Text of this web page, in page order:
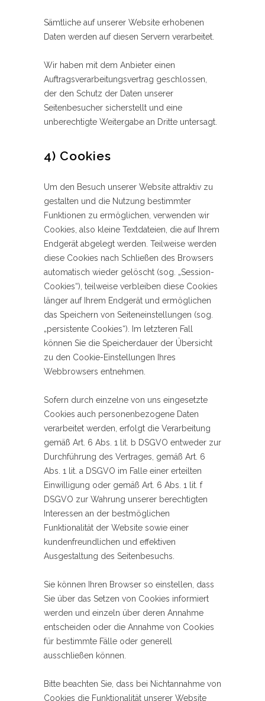
Sämtliche auf unserer Website erhobenen
Daten werden auf diesen Servern verarbeitet.
Wir haben mit dem Anbieter einen
Auftragsverarbeitungsvertrag geschlossen,
der den Schutz der Daten unserer
Seitenbesucher sicherstellt und eine
unberechtigte Weitergabe an Dritte untersagt.
4) Cookies
Um den Besuch unserer Website attraktiv zu
gestalten und die Nutzung bestimmter
Funktionen zu ermöglichen, verwenden wir
Cookies, also kleine Textdateien, die auf Ihrem
Endgerät abgelegt werden. Teilweise werden
diese Cookies nach Schließen des Browsers
automatisch wieder gelöscht (sog. „Session-
Cookies“), teilweise verbleiben diese Cookies
länger auf Ihrem Endgerät und ermöglichen
das Speichern von Seiteneinstellungen (sog.
„persistente Cookies“). Im letzteren Fall
können Sie die Speicherdauer der Übersicht
zu den Cookie-Einstellungen Ihres
Webbrowsers entnehmen.
Sofern durch einzelne von uns eingesetzte
Cookies auch personenbezogene Daten
verarbeitet werden, erfolgt die Verarbeitung
gemäß Art. 6 Abs. 1 lit. b DSGVO entweder zur
Durchführung des Vertrages, gemäß Art. 6
Abs. 1 lit. a DSGVO im Falle einer erteilten
Einwilligung oder gemäß Art. 6 Abs. 1 lit. f
DSGVO zur Wahrung unserer berechtigten
Interessen an der bestmöglichen
Funktionalität der Website sowie einer
kundenfreundlichen und effektiven
Ausgestaltung des Seitenbesuchs.
Sie können Ihren Browser so einstellen, dass
Sie über das Setzen von Cookies informiert
werden und einzeln über deren Annahme
entscheiden oder die Annahme von Cookies
für bestimmte Fälle oder generell
ausschließen können.
Bitte beachten Sie, dass bei Nichtannahme von
Cookies die Funktionalität unserer Website